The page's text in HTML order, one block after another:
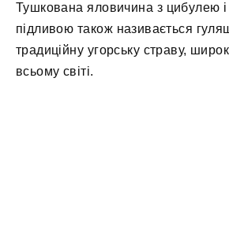
Тушкована яловичина з цибулею
підливою також називається
традиційну угорську страву,
всьому світі.